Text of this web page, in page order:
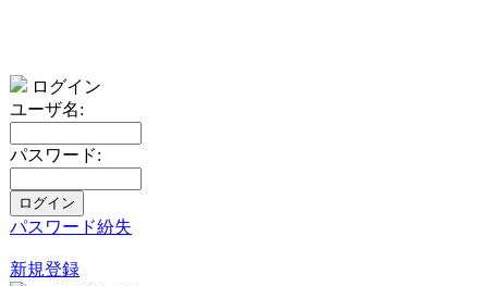
ログイン
ユーザ名:
パスワード:
パスワード紛失
新規登録